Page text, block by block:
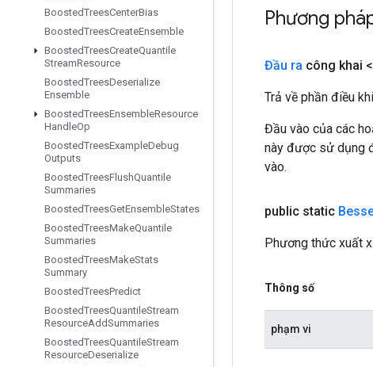
BoostedTreesCenterBias
BoostedTreesCreateEnsemble
BoostedTreesCreateQuantile
StreamResource
BoostedTreesDeserialize
Ensemble
BoostedTreesEnsembleResource
HandleOp
BoostedTreesExampleDebug
Outputs
BoostedTreesFlushQuantile
Summaries
BoostedTreesGetEnsembleStates
BoostedTreesMakeQuantile
Summaries
BoostedTreesMakeStats
Summary
BoostedTreesPredict
BoostedTreesQuantileStream
ResourceAddSummaries
BoostedTreesQuantileStream
ResourceDeserialize
Phương
Đầu ra công khai
Trả về phần điều
Đầu vào của các
này được sử dụng
vào.
public static
Phương thức xuất
Thông số
phạm vi